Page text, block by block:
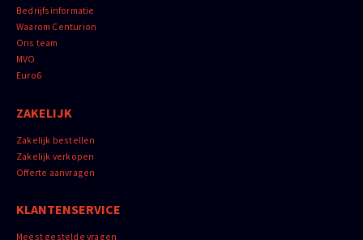
Bedrijfsinformatie
Waarom Centurion
Ons team
MVO
Euro6
ZAKELIJK
Zakelijk bestellen
Zakelijk verkopen
Offerte aanvragen
KLANTENSERVICE
Meest gestelde vragen